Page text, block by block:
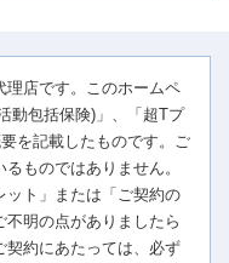
理店です。このホームペ
動包括保険)」、「超Tプ
を記載したものです。ご
ものではありません。
ット」または「ご契約の
明の点がありましたら
契約にあたっては、必ず